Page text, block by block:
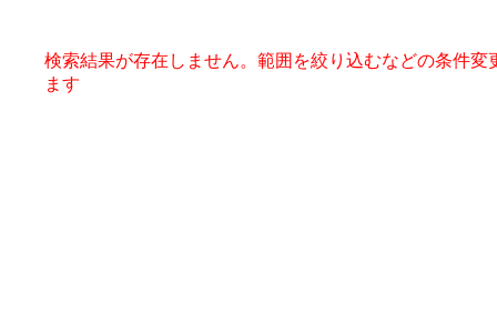
検索結果が存在しません。範囲を絞り込むなどの条件変
ます